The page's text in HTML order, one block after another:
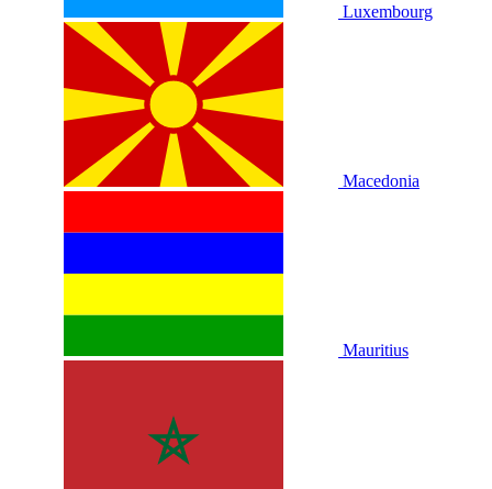
Luxembourg
Macedonia
Mauritius